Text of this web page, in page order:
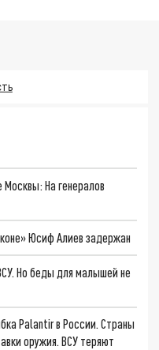
На генералов
Юсиф Алиев задержан
Но беды для малышей не
Palantir в России. Страны
оружия. ВСУ теряют